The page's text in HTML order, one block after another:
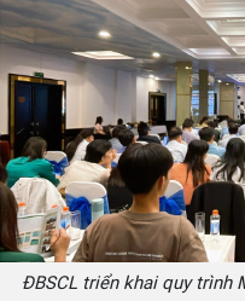
ĐBSCL triển khai quy trình